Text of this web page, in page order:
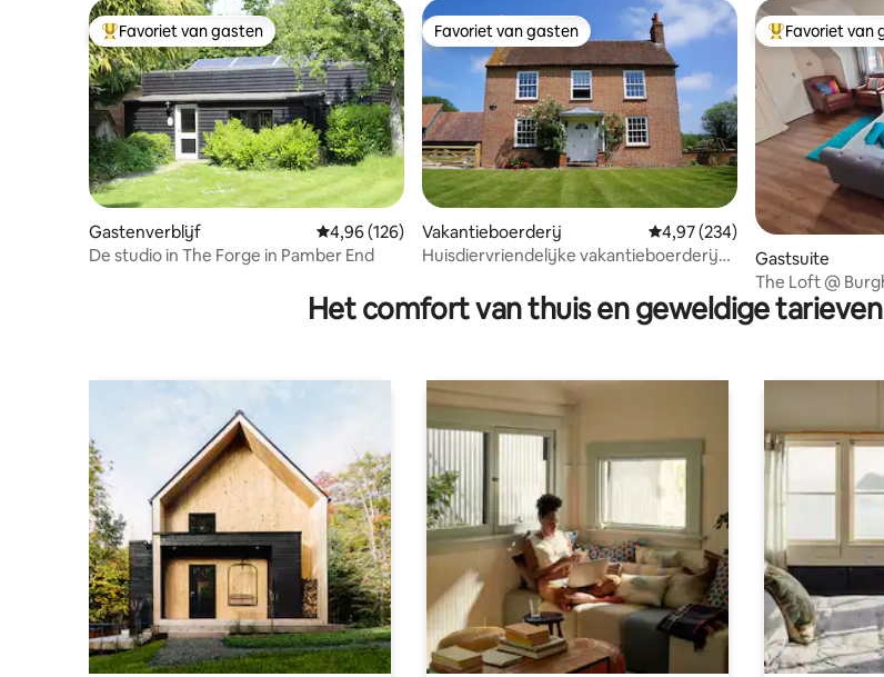
Topfavoriet van gasten
Favoriet van gasten
Gastenverblijf Gemiddelde beoordeling van 4,96 op 5, 126 recensies
4,96 (126)
De studio in The Forge in Pamber End
Favoriet van gasten
Favoriet van gasten
Vakantieboerderij Gemiddelde beoordeling van
4,97 (234)
Huisdiervriendelijke vakantieboerderij
Topfavoriet
Favoriet van
Gastsuite
The Loft @
bijgebouw
Het comfort van thuis en geweldige